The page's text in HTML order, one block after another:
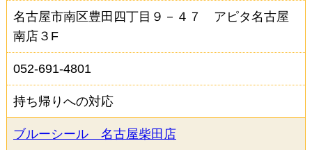
検索
名古屋市南区豊田四丁目９－４７ アピタ名古屋
南店３F
052-691-4801
持ち帰りへの対応
ブルーシール 名古屋柴田店